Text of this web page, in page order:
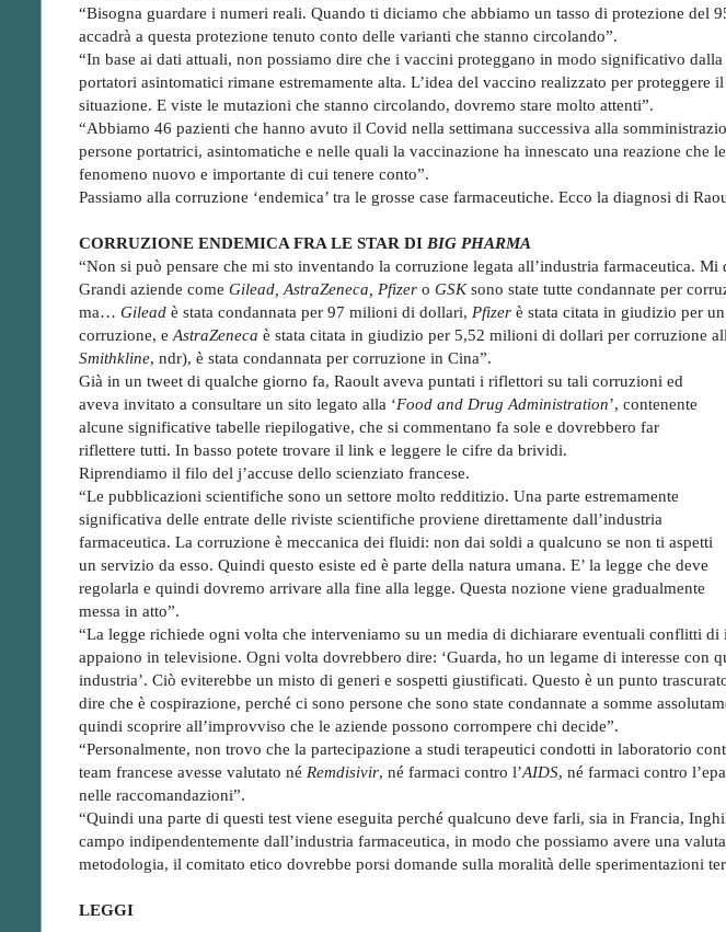
“Bisogna guardare i numeri reali. Quando ti diciamo che abbiamo un tasso di protezione del
accadrà a questa protezione tenuto conto delle varianti che stanno circolando”.
“In base ai dati attuali, non possiamo dire che i vaccini proteggano in modo significativo
portatori asintomatici rimane estremamente alta. L’idea del vaccino realizzato per proteggere
situazione. E viste le mutazioni che stanno circolando, dovremo stare molto attenti”.
“Abbiamo 46 pazienti che hanno avuto il Covid nella settimana successiva alla
persone portatrici, asintomatiche e nelle quali la vaccinazione ha innescato una reazione che
fenomeno nuovo e importante di cui tenere conto”.
Passiamo alla corruzione ‘endemica’ tra le grosse case farmaceutiche. Ecco la diagnosi di
CORRUZIONE ENDEMICA FRA LE STAR DI BIG PHARMA
“Non si può pensare che mi sto inventando la corruzione legata all’industria farmaceutica.
Grandi aziende come Gilead, AstraZeneca, Pfizer o GSKsono state tutte condannate per
ma… Gilead è stata condannata per 97 milioni di dollari, Pfizer è stata citata in giudizio per
corruzione, e AstraZeneca è stata citata in giudizio per 5,52 milioni di dollari per corruzione
Smithkline, ndr), è stata condannata per corruzione in Cina”.
Già in un tweet di qualche giorno fa, Raoult aveva puntati i riflettori su tali corruzioni ed
aveva invitato a consultare un sito legato alla ‘Food and Drug Administration’, contenente
alcune significative tabelle riepilogative, che si commentano fa sole e dovrebbero far
riflettere tutti. In basso potete trovare il link e leggere le cifre da brividi.
Riprendiamo il filo del j’accuse dello scienziato francese.
“Le pubblicazioni scientifiche sono un settore molto redditizio. Una parte estremamente
significativa delle entrate delle riviste scientifiche proviene direttamente dall’industria
farmaceutica. La corruzione è meccanica dei fluidi: non dai soldi a qualcuno se non ti aspetti
un servizio da esso. Quindi questo esiste ed è parte della natura umana. E’ la legge che deve
regolarla e quindi dovremo arrivare alla fine alla legge. Questa nozione viene gradualmente
messa in atto”.
“La legge richiede ogni volta che interveniamo su un media di dichiarare eventuali conflitti di
appaiono in televisione. Ogni volta dovrebbero dire: ‘Guarda, ho un legame di interesse con
industria’. Ciò eviterebbe un misto di generi e sospetti giustificati. Questo è un punto
dire che è cospirazione, perché ci sono persone che sono state condannate a somme
quindi scoprire all’improvviso che le aziende possono corrompere chi decide”.
“Personalmente, non trovo che la partecipazione a studi terapeutici condotti in laboratorio
team francese avesse valutato né Remdisivir, né farmaci contro l’AIDS, né farmaci contro
nelle raccomandazioni”.
“Quindi una parte di questi test viene eseguita perché qualcuno deve farli, sia in Francia,
campo indipendentemente dall’industria farmaceutica, in modo che possiamo avere una
metodologia, il comitato etico dovrebbe porsi domande sulla moralità delle sperimentazioni
LEGGI